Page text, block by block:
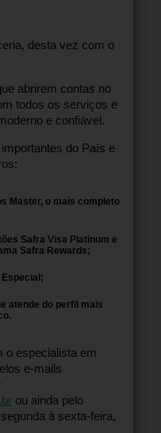
desta vez com o
abrirem contas no
todos os serviços e
e confiável.
do País e
Master, o mais completo
Safra Visa Platinum e
Safra Rewards;
atende do perfil mais
o especialista em
e-mails
ou ainda pelo
à sexta-feira,